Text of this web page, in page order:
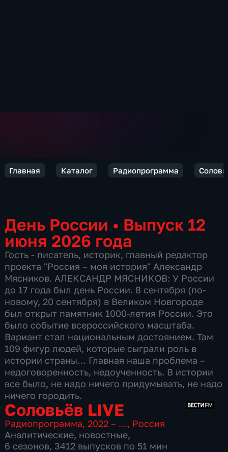
Главная Каталог Радиопрограмма
День России • Выпуск 12
июня 2026 года
Гость - писатель, историк, главный редактор
проекта "Россия – моя история" Александр
Мясников. АЛЕКСАНДР МЯСНИКОВ: У России
до 17 года был день России. 8 сентября (по-
новому, 20 сентября) в Великом Новгороде
был открыт памятник 1000-летия России. Это
было событие всероссийского масштаба.
Вариант стал национальным достоянием. Там
109 фигур людей, которые сыграли роль в
истории страны… Главная наша проблема –
недоговоренность, недоученность. В истории
все было, не надо ничего придумывать, не надо
ничего городить.
Соловьёв LIVE
Радиопрограмма,2022 – …, Россия
Аналитические, новостные,
6 сезонов, 3412 выпусков по 51 мин